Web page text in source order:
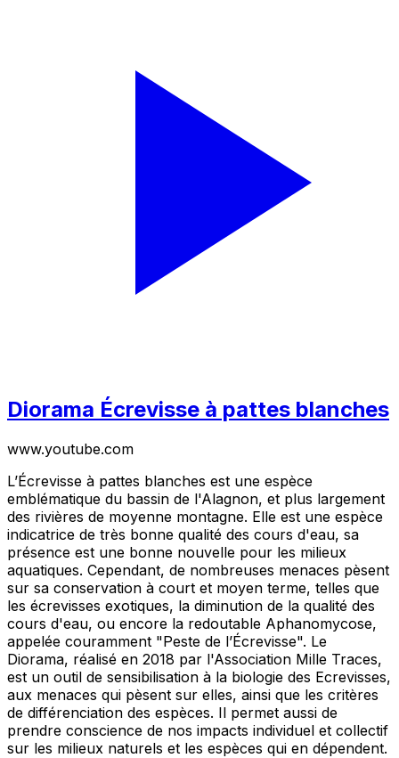
Diorama Écrevisse à pattes blanches
www.youtube.com
L’Écrevisse à pattes blanches est une espèce
emblématique du bassin de l'Alagnon, et plus largement
des rivières de moyenne montagne. Elle est une espèce
indicatrice de très bonne qualité des cours d'eau, sa
présence est une bonne nouvelle pour les milieux
aquatiques. Cependant, de nombreuses menaces pèsent
sur sa conservation à court et moyen terme, telles que
les écrevisses exotiques, la diminution de la qualité des
cours d'eau, ou encore la redoutable Aphanomycose,
appelée couramment "Peste de l’Écrevisse". Le
Diorama, réalisé en 2018 par l'Association Mille Traces,
est un outil de sensibilisation à la biologie des Ecrevisses,
aux menaces qui pèsent sur elles, ainsi que les critères
de différenciation des espèces. Il permet aussi de
prendre conscience de nos impacts individuel et collectif
sur les milieux naturels et les espèces qui en dépendent.